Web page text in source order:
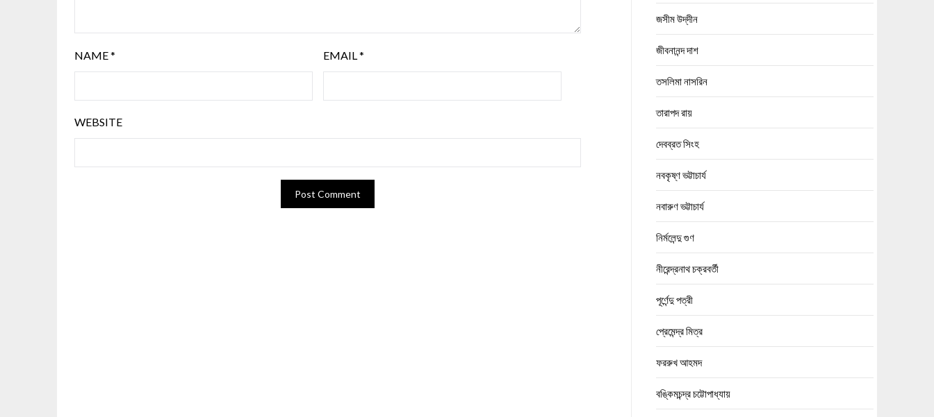
NAME* EMAIL*
WEBSITE
জসীম উদ্‌দীন
জীবনানন্দ দাশ
তসলিমা নাসরিন
তারাপদ রায়
দেবব্রত সিংহ
নবকৃষ্ণ ভট্টাচার্য
নবারুণ ভট্টাচার্য
নির্মলেন্দু গুণ
নীরেন্দ্রনাথ চক্রবর্তী
পূর্ণেন্দু পত্রী
প্রেমেন্দ্র মিত্র
ফররুখ আহমদ
বঙ্কিমচন্দ্র চট্টোপাধ্যায়